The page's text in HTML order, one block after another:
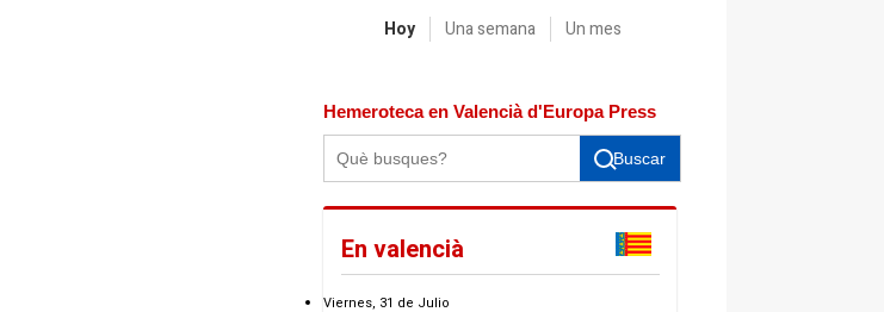
Hoy Una semana Un mes
Hemeroteca en Valencià d'Europa Press
Buscar
En valencià
Viernes, 31 de Julio